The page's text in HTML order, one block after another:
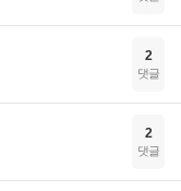
2
댓글
2
댓글